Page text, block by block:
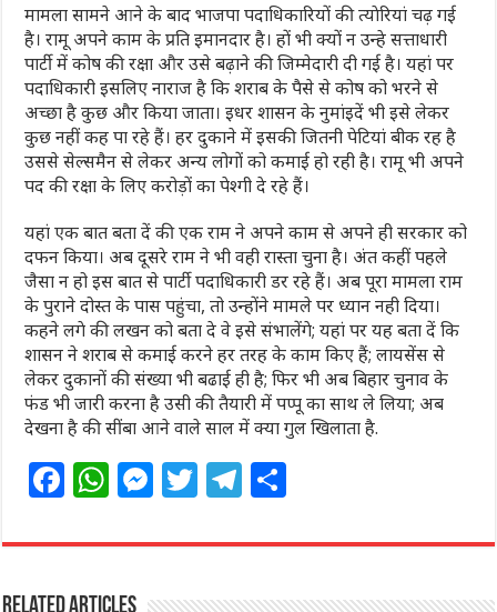
मामला सामने आने के बाद भाजपा पदाधिकारियों की त्याेरियां चढ़ गई
है। रामू अपने काम के प्रति इमानदार है। हों भी क्यों न उन्हे सत्ताधारी
पार्टी में कोष की रक्षा और उसे बढ़ाने की जिम्मेदारी दी गई है। यहां पर
पदाधिकारी इसलिए नाराज है कि शराब के पैसे से कोष को भरने से
अच्छा है कुछ और किया जाता। इधर शासन के नुमांइदें भी इसे लेकर
कुछ नहीं कह पा रहे हैं। हर दुकाने में इसकी जितनी पेटियां बीक रह है
उससे सेल्समैन से लेकर अन्य लोगों को कमाई हो रही है। रामू भी अपने
पद की रक्षा के लिए करोड़ों का पेश्गी दे रहे हैं।
यहां एक बात बता दें की एक राम ने अपने काम से अपने ही सरकार को
दफन किया। अब दूसरे राम ने भी वही रास्ता चुना है। अंत कहीं पहले
जैसा न हो इस बात से पार्टी पदाधिकारी डर रहे हैं। अब पूरा मामला राम
के पुराने दोस्त के पास पहुंचा, तो उन्होंने मामले पर ध्यान नही दिया।
कहने लगे की लखन को बता दे वे इसे संभालेंगे; यहां पर यह बता दें कि
शासन ने शराब से कमाई करने हर तरह के काम किए हैं; लायसेंस से
लेकर दुकानों की संख्या भी बढाई ही है; फिर भी अब बिहार चुनाव के
फंड भी जारी करना है उसी की तैयारी में पप्पू का साथ ले लिया; अब
देखना है की सींबा आने वाले साल में क्या गुल खिलाता है.
F
c
e
W
at
s
M
ss
T
itt
T
e ar
Related Articles